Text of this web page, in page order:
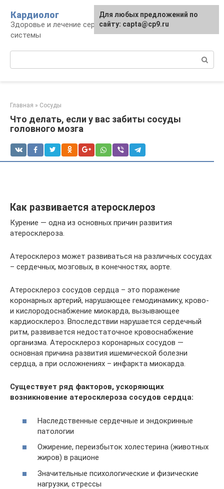
контенту
Кардиолог
Здоровье и лечение сердечно-сосудистой
системы
Главная » Сосуды
Что делать, если у вас забиты сосуды
головного мозга
Как развивается атеросклероз
Курение — одна из основных причин развития
атеросклероза.
Атеросклероз может развиваться на различных сосудах
– сердечных, мозговых, в конечностях, аорте.
Атеросклероз сосудов сердца – это поражение
коронарных артерий, нарушающее гемодинамику, крово-
и кислородоснабжение миокарда, вызывающее
кардиосклероз. Впоследствии нарушается сердечный
ритм, развивается недостаточное кровоснабжение
организма. Атеросклероз коронарных сосудов —
основная причина развития ишемической болезни
сердца, а при осложнениях – инфаркта миокарда.
Существует ряд факторов, ускоряющих
возникновение атеросклероза сосудов сердца:
Наследственные сердечные и эндокринные
патологии
Ожирение, переизбыток холестерина (животных
жиров) в рационе
Значительные психологические и физические
нагрузки, стрессы
Для любых предложений по
сайту: capta@cp9.ru